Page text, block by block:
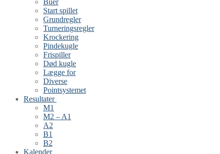
Start spillet
Grundregler
Turneringsregler
Krockering
Pindekugle
Frispiller
Død kugle
Lægge for
Diverse
Pointsystemet
Resultater
M1
M2 – A1
A2
B1
B2
Kalender